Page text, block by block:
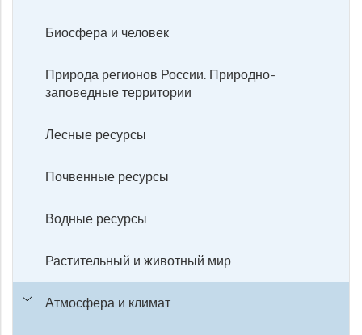
Биосфера и человек
Природа регионов России. Природно-
заповедные территории
Лесные ресурсы
Почвенные ресурсы
Водные ресурсы
Растительный и животный мир
Атмосфера и климат